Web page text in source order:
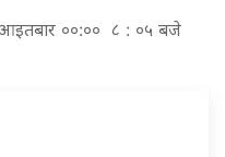
आइतबार ००:०० ८ : ०५ बजे